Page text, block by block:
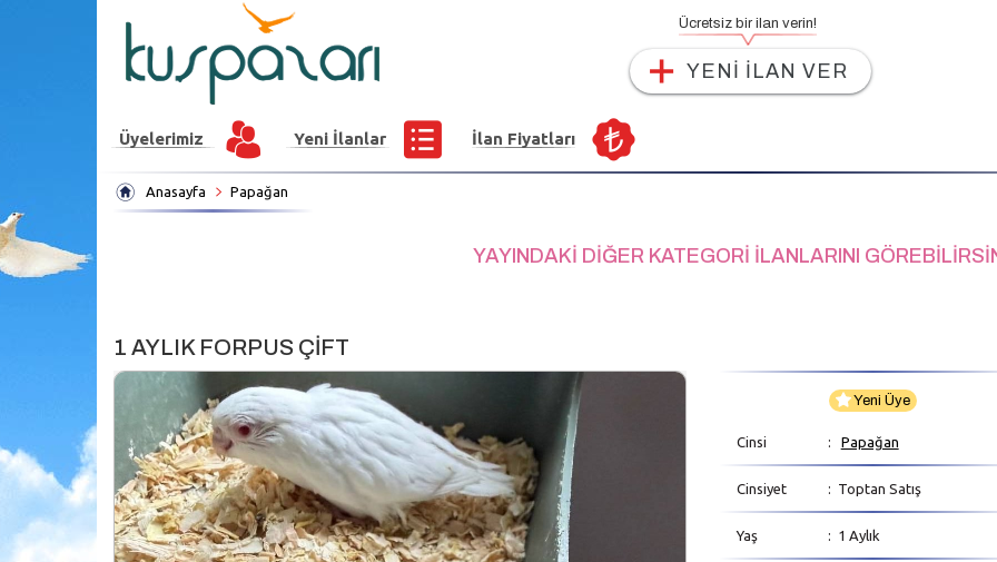
Ücretsiz bir ilan verin!
YENİ İLAN VER
Üyelerimiz Yeni İlanlar İlan Fiyatları
Anasayfa Papağan
YAYINDAKİ DİĞER KATEGORİ İLANLARINI
1 AYLIK FORPUS ÇİFT
Yeni Üye
Cinsi : Papağan
Cinsiyet : Toptan Satış
Yaş : 1 Aylık